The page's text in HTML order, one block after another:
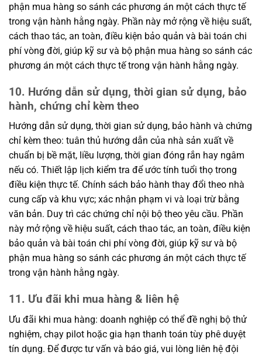
phận mua hàng so sánh các phương án một cách thực tế
trong vận hành hằng ngày. Phần này mở rộng về hiệu suất,
cách thao tác, an toàn, điều kiện bảo quản và bài toán chi
phí vòng đời, giúp kỹ sư và bộ phận mua hàng so sánh các
phương án một cách thực tế trong vận hành hằng ngày.
10. Hướng dẫn sử dụng, thời gian sử dụng, bảo
hành, chứng chỉ kèm theo
Hướng dẫn sử dụng, thời gian sử dụng, bảo hành và chứng
chỉ kèm theo: tuân thủ hướng dẫn của nhà sản xuất về
chuẩn bị bề mặt, liều lượng, thời gian đóng rắn hay ngâm
nếu có. Thiết lập lịch kiểm tra để ước tính tuổi thọ trong
điều kiện thực tế. Chính sách bảo hành thay đổi theo nhà
cung cấp và khu vực; xác nhận phạm vi và loại trừ bằng
văn bản. Duy trì các chứng chỉ nội bộ theo yêu cầu. Phần
này mở rộng về hiệu suất, cách thao tác, an toàn, điều kiện
bảo quản và bài toán chi phí vòng đời, giúp kỹ sư và bộ
phận mua hàng so sánh các phương án một cách thực tế
trong vận hành hằng ngày.
11. Ưu đãi khi mua hàng & liên hệ
Ưu đãi khi mua hàng: doanh nghiệp có thể đề nghị bộ thử
nghiệm, chạy pilot hoặc gia hạn thanh toán tùy phê duyệt
tín dụng. Để được tư vấn và báo giá, vui lòng liên hệ đội